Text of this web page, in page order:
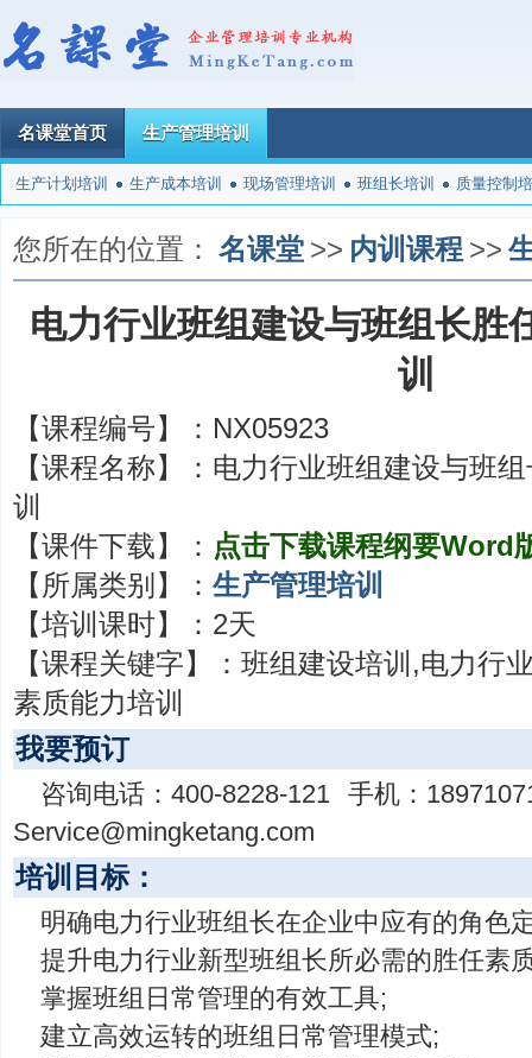
名课堂首页 生产管理培训
生产计划培训 生产成本培训 现场管理培训 班组长培训 质量控制
您所在的位置： 名课堂 >> 内训课程 >>
电力行业班组建设与班组长胜
训
【课程编号】： NX05923
【课程名称】： 电力行业班组建设与班
训
【课件下载】： 点击下载课程纲要Word
【所属类别】： 生产管理培训
【培训课时】： 2天
【课程关键字】： 班组建设培训,电力行
素质能力培训
我要预订
咨询电话：400-8228-121 手机：
Service@mingketang.com
培训目标：
明确电力行业班组长在企业中应有的角色
提升电力行业新型班组长所必需的胜任素
掌握班组日常管理的有效工具;
建立高效运转的班组日常管理模式;